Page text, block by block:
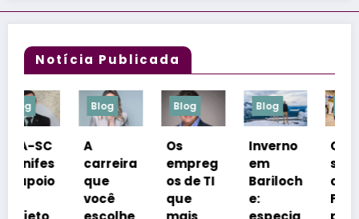
Notícia Publicada
Blog
A
carreira
que
Blog
empreg
que
em
Bariloch
Blog
Congre
coloca